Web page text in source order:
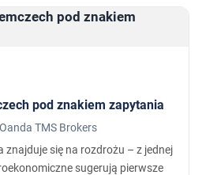
pod znakiem zapytania
TMS Brokers
znajduje się na rozdrożu – z jednej
sugerują pierwsze